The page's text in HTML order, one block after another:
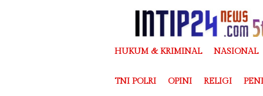
HUKUM & KRIMINAL NASIONAL
TNI POLRI OPINI RELIGI